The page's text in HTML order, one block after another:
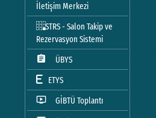
İletişim Merkezi
STRS - Salon Takip ve
Rezervasyon Sistemi
assignment
ÜBYS
ETYS
ondemand_video
GİBTÜ Toplantı